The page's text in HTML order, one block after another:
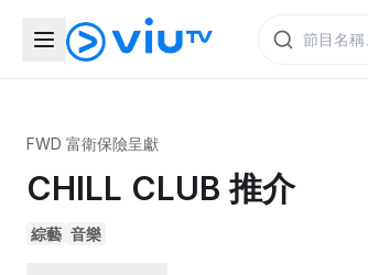
FWD 富衛保險呈獻
CHILL CLUB 推介
綜藝 音樂